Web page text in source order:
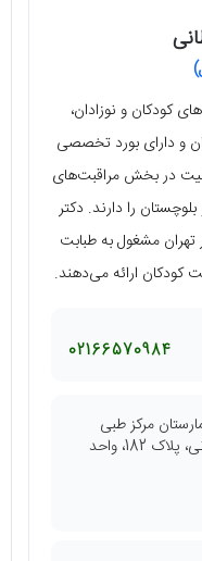
کودکان و نوزادان،
و دارای بورد تخصصی
در بخش مراقبت‌های
را دارند. دکتر
مشغول به طبابت
کودکان ارائه می‌دهند.
02166570984
مرکز طبی
کودکان، خیابان میرخانی، پلاک 182، واحد